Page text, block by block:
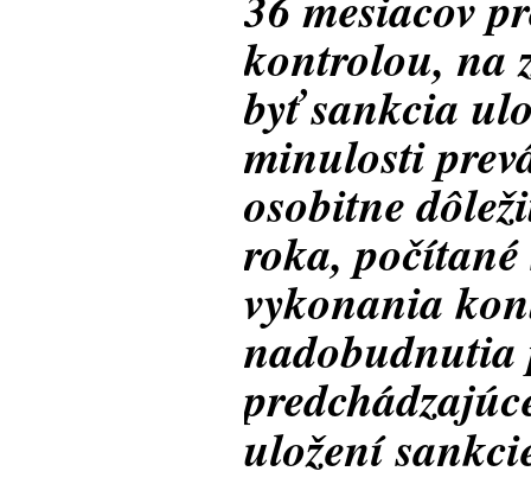
kontrolou, na
byť sankcia
minulosti
osobitne
roka,
vykonania
uložení